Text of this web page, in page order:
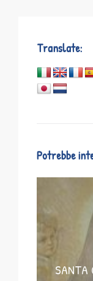
Translate:
Potrebbe
SANTA